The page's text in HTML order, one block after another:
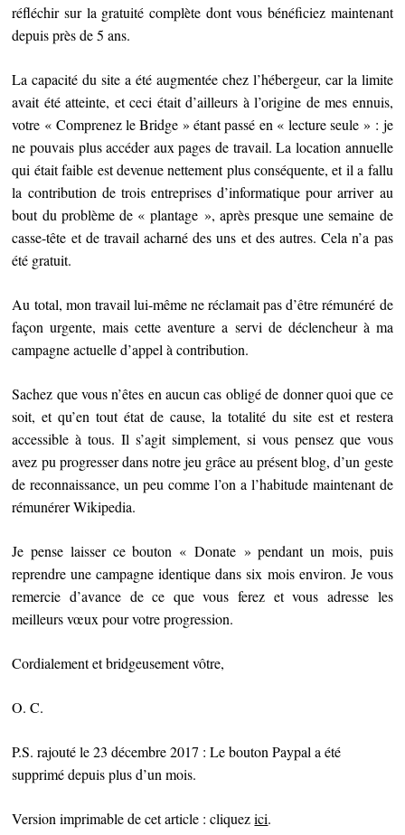
réfléchir sur la gratuité complète dont vous bénéficiez maintenant
depuis près de 5 ans.
La capacité du site a été augmentée chez l’hébergeur, car la limite
avait été atteinte, et ceci était d’ailleurs à l’origine de mes ennuis,
votre « Comprenez le Bridge » étant passé en « lecture seule » : je
ne pouvais plus accéder aux pages de travail. La location annuelle
qui était faible est devenue nettement plus conséquente, et il a fallu
la contribution de trois entreprises d’informatique pour arriver au
bout du problème de « plantage », après presque une semaine de
casse-tête et de travail acharné des uns et des autres. Cela n’a pas
été gratuit.
Au total, mon travail lui-même ne réclamait pas d’être rémunéré de
façon urgente, mais cette aventure a servi de déclencheur à ma
campagne actuelle d’appel à contribution.
Sachez que vous n’êtes en aucun cas obligé de donner quoi que ce
soit, et qu’en tout état de cause, la totalité du site est et restera
accessible à tous. Il s’agit simplement, si vous pensez que vous
avez pu progresser dans notre jeu grâce au présent blog, d’un geste
de reconnaissance, un peu comme l’on a l’habitude maintenant de
rémunérer Wikipedia.
Je pense laisser ce bouton « Donate » pendant un mois, puis
reprendre une campagne identique dans six mois environ. Je vous
remercie d’avance de ce que vous ferez et vous adresse les
meilleurs vœux pour votre progression.
Cordialement et bridgeusement vôtre,
O. C.
P.S. rajouté le 23 décembre 2017 : Le bouton Paypal a été
supprimé depuis plus d’un mois.
Version imprimable de cet article : cliquezici.